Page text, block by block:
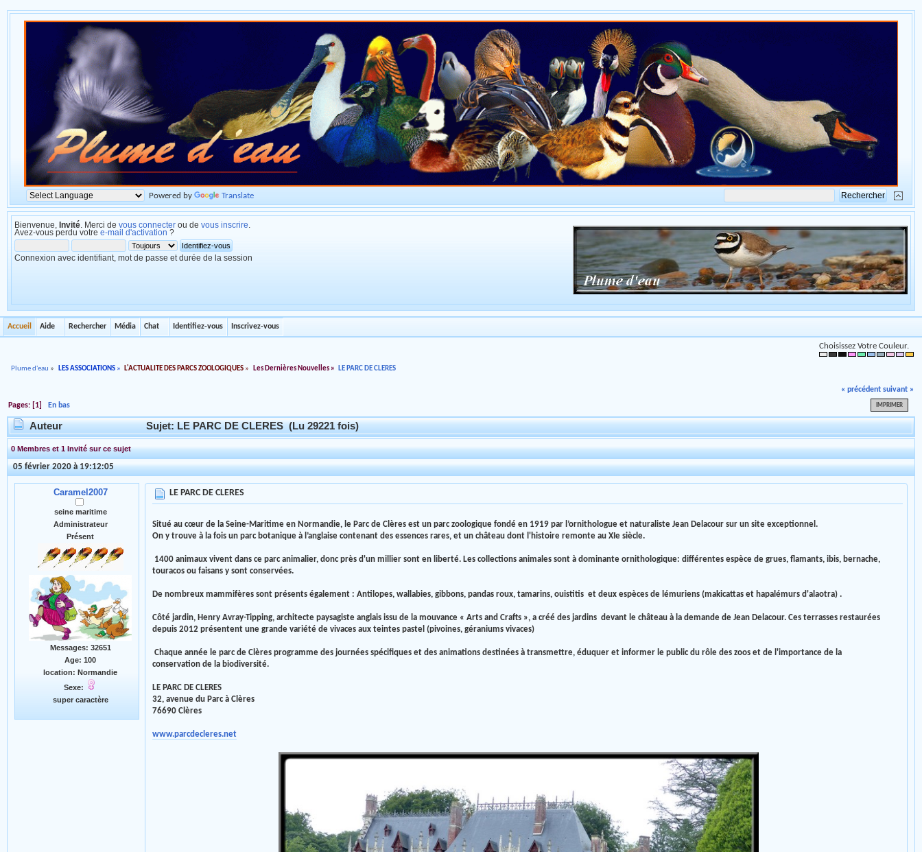
Powered by Translate
Bienvenue, Invité . Merci de vous connecter ou de vous inscrire
Avez-vous perdu votre e-mail d'activation ?
Connexion avec identifiant, mot de passe et durée de la session
Accueil Aide Rechercher Média Chat Identifiez-vous Inscrivez-vous
Choisissez Votre Couleur.
Plume d'eau » LES ASSOCIATIONS» L'ACTUALITE DES PARCS ZOOLOGIQUES » Les Dernières Nouvelles» LE PARC DE CLERES
« précédent suivant »
IMPRIMER
Pages: [1] En bas
Auteur Sujet: LE PARC DE CLERES (Lu 29221 fois)
0 Membres et 1 Invité sur ce sujet
05 février 2020 à 19:12:05
Caramel2007
seine maritime
Administrateur
Présent
Messages: 32651
Age: 100
location: Normandie
Sexe:
super caractère
LE PARC DE CLERES
Situé au cœur de la Seine-Maritime en Normandie, le Parc de Clères est un parc zoologique fondé en 1919 par l’ornithologue et naturaliste Jean Delacour sur un site exceptionnel.
On y trouve à la fois un parc botanique à l’anglaise contenant des essences rares, et un château dont l'histoire remonte au XIe siècle.
1400 animaux vivent dans ce parc animalier, donc près d'un millier sont en liberté. Les collections animales sont à dominante ornithologique: différentes espèce de grues, flamants, ibis, bernache,
touracos ou faisans y sont conservées.
De nombreux mammifères sont présents également : Antilopes, wallabies, gibbons, pandas roux, tamarins, ouistitis et deux espèces de lémuriens (makicattas et hapalémurs d'alaotra) .
Côté jardin, Henry Avray-Tipping, architecte paysagiste anglais issu de la mouvance « Arts and Crafts », a créé des jardins devant le château à la demande de Jean Delacour. Ces terrasses restaurées
depuis 2012 présentent une grande variété de vivaces aux teintes pastel (pivoines, géraniums vivaces)
Chaque année le parc de Clères programme des journées spécifiques et des animations destinées à transmettre, éduquer et informer le public du rôle des zoos et de l'importance de la
conservation de la biodiversité.
LE PARC DE CLERES
32, avenue du Parc à Clères
76690 Clères
www.parcdecleres.net